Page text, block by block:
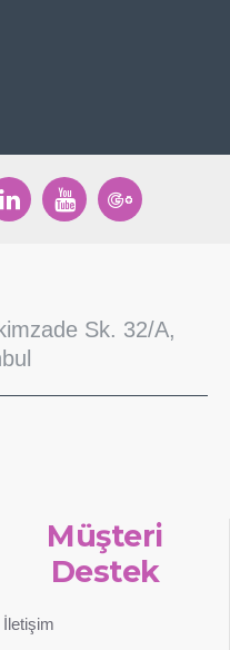
Sk. 32/A,
Müşteri
Destek
İletişim